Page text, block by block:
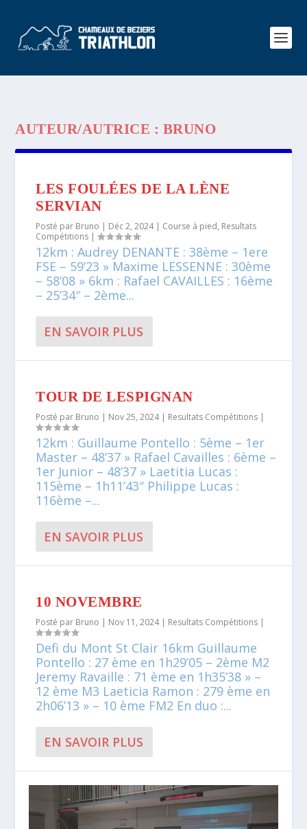
AUTEUR/AUTRICE : BRUNO
LES FOULÉES DE LA LÈNE
SERVIAN
Posté par Bruno | Déc 2, 2024| Course à pied, Resultats
Compétitions |
12km : Audrey DENANTE : 38ème – 1ere
FSE – 59’23 » Maxime LESSENNE : 30ème
– 58’08 » 6km : Rafael CAVAILLES : 16ème
– 25’34″ – 2ème...
EN SAVOIR PLUS
TOUR DE LESPIGNAN
Posté par Bruno | Nov 25, 2024| Resultats Compétitions |
12km : Guillaume Pontello : 5ème – 1er
Master – 48’37 » Rafael Cavailles : 6ème –
1er Junior – 48’37 » Laetitia Lucas :
115ème – 1h11’43″ Philippe Lucas :
116ème –...
EN SAVOIR PLUS
10 NOVEMBRE
Posté par Bruno | Nov 11, 2024| Resultats Compétitions |
Defi du Mont St Clair 16km Guillaume
Pontello : 27 ème en 1h29’05 – 2ème M2
Jeremy Ravaille : 71 ème en 1h35’38 » –
12 ème M3 Laeticia Ramon : 279 ème en
2h06’13 » – 10 ème FM2 En duo :...
EN SAVOIR PLUS